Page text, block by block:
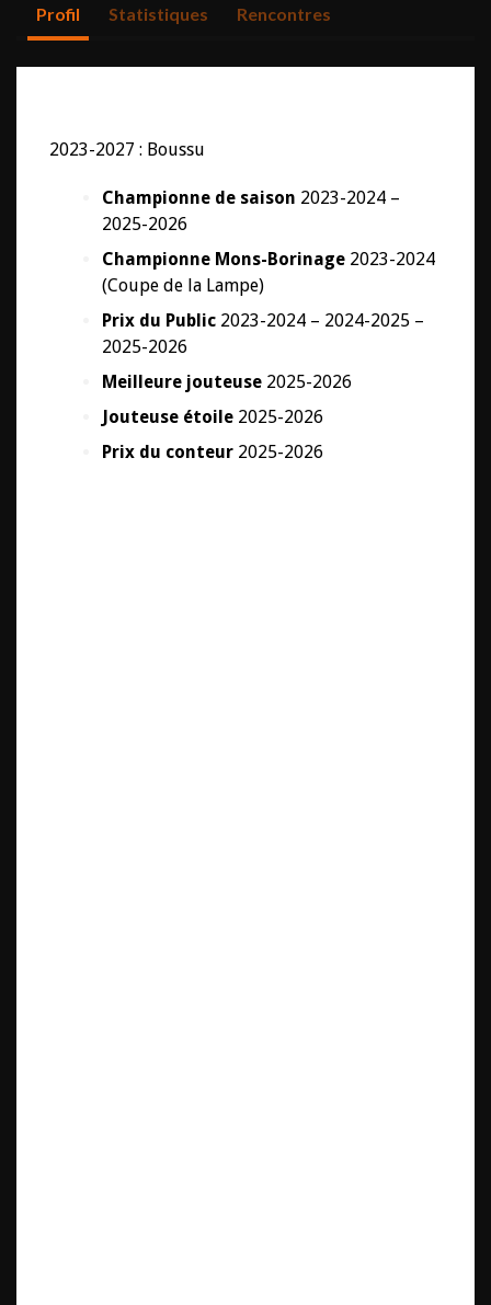
Profil Statistiques Rencontres
2023-2027 : Boussu
Championne de saison 2023-2024 –
2025-2026
Championne Mons-Borinage 2023-2024
(Coupe de la Lampe)
Prix du Public 2023-2024 – 2024-2025 –
2025-2026
Meilleure jouteuse 2025-2026
Jouteuse étoile 2025-2026
Prix du conteur 2025-2026